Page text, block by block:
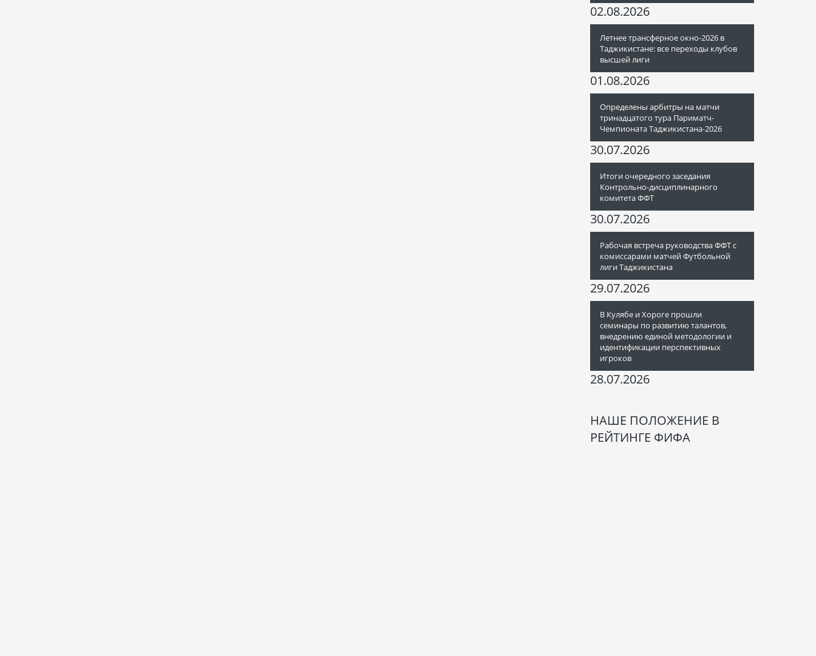
02.08.2026
Летнее трансферное окно-2026 в
Таджикистане: все переходы клубов
высшей лиги
01.08.2026
Определены арбитры на матчи
тринадцатого тура Париматч-
Чемпионата Таджикистана-2026
30.07.2026
Итоги очередного заседания
Контрольно-дисциплинарного
комитета ФФТ
30.07.2026
Рабочая встреча руководства ФФТ с
комиссарами матчей Футбольной
лиги Таджикистана
29.07.2026
В Кулябе и Хороге прошли
семинары по развитию талантов,
внедрению единой методологии и
идентификации перспективных
игроков
28.07.2026
НАШЕ ПОЛОЖЕНИЕ В
РЕЙТИНГЕ ФИФА